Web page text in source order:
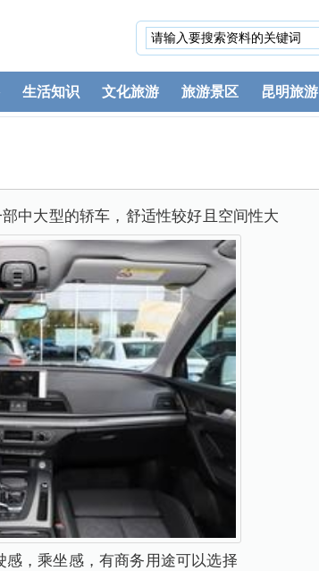
生活知识 文化旅游 旅游景区 昆明旅游
中大型的轿车，舒适性较好且空间性大
，乘坐感，有商务用途可以选择